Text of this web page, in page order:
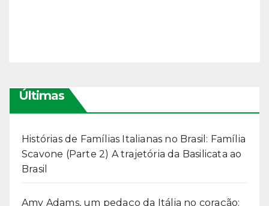
Últimas
Histórias de Famílias Italianas no Brasil: Família
Scavone (Parte 2) A trajetória da Basilicata ao
Brasil
Amy Adams, um pedaço da Itália no coração: